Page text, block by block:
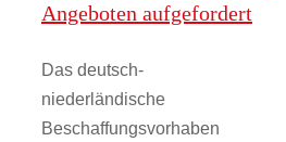
Angeboten aufgefordert
Das deutsch-
niederländische
Beschaffungsvorhaben